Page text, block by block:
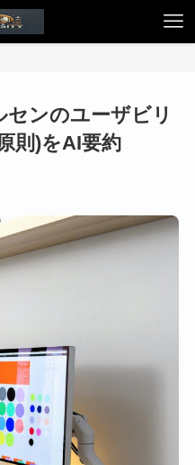
ンのユーザビリ
則)をAI要約